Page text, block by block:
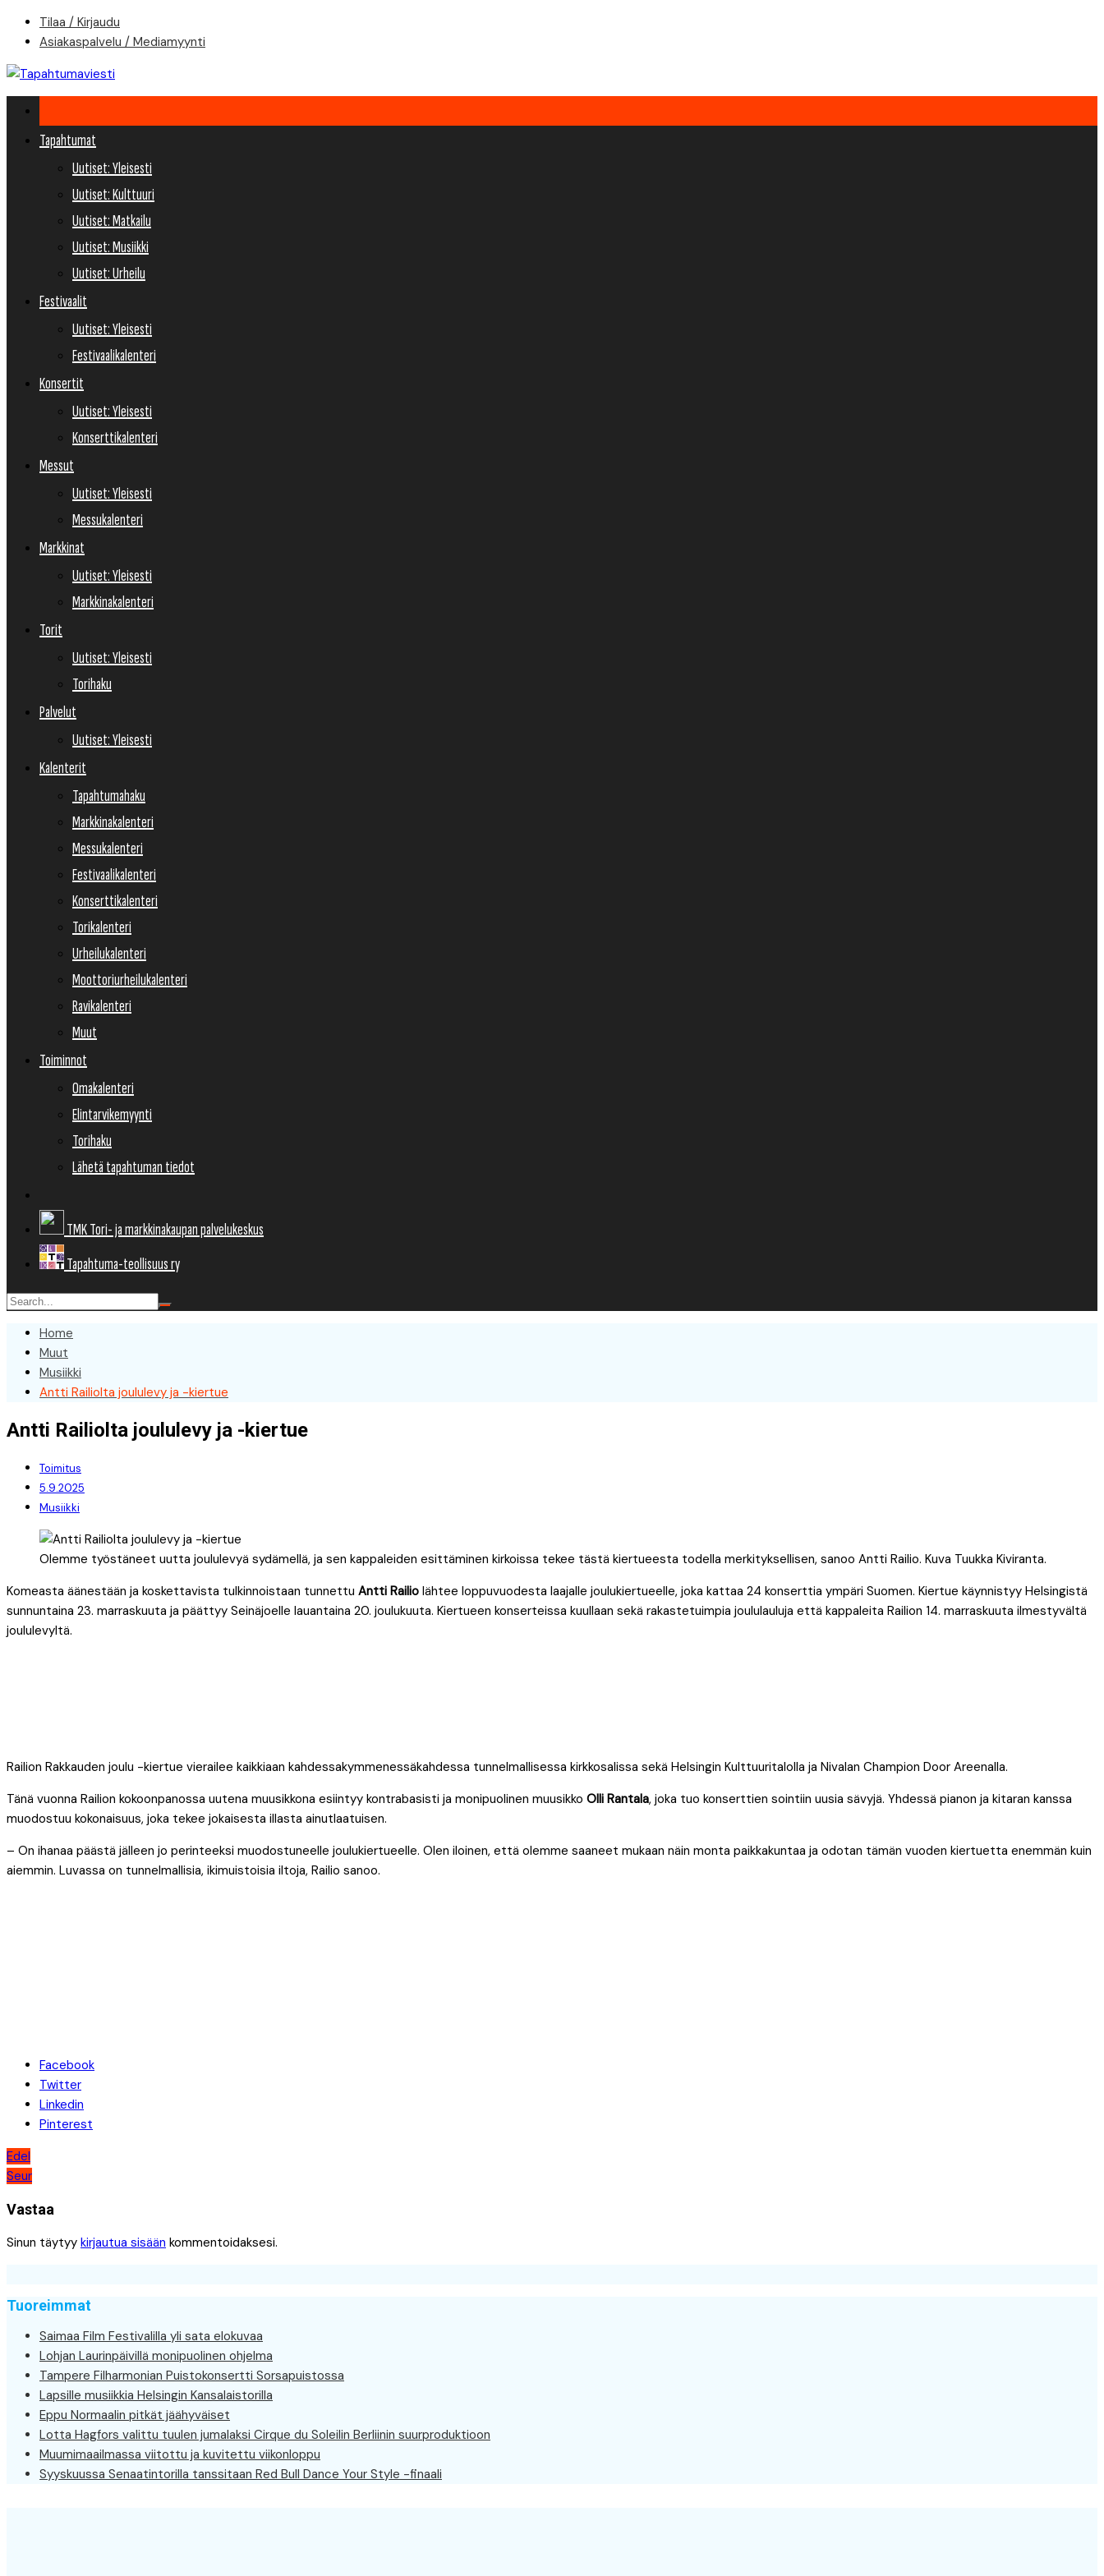
Skip
content
Tilaa / Kirjaudu
Asiakaspalvelu / Mediamyynti
Tapahtumat
Uutiset: Yleisesti
Uutiset: Kulttuuri
Uutiset: Matkailu
Uutiset: Musiikki
Uutiset: Urheilu
Festivaalit
Uutiset: Yleisesti
Festivaalikalenteri
Konsertit
Uutiset: Yleisesti
Konserttikalenteri
Messut
Uutiset: Yleisesti
Messukalenteri
Markkinat
Uutiset: Yleisesti
Markkinakalenteri
Torit
Uutiset: Yleisesti
Torihaku
Palvelut
Uutiset: Yleisesti
Kalenterit
Tapahtumahaku
Markkinakalenteri
Messukalenteri
Festivaalikalenteri
Konserttikalenteri
Torikalenteri
Urheilukalenteri
Moottoriurheilukalenteri
Ravikalenteri
Muut
Toiminnot
Omakalenteri
Elintarvikemyynti
Torihaku
Lähetä tapahtuman tiedot
TMK Tori- ja markkinakaupan palvelukeskus
Tapahtuma-teollisuus ry
Home
Muut
Musiikki
Antti Railiolta joululevy ja -kiertue
Antti Railiolta joululevy ja -kiertue
Toimitus
5.9.2025
Musiikki
Olemme työstäneet uutta joululevyä sydämellä, ja sen kappaleiden esittäminen kirkoissa tekee tästä kiertueesta todella merkityksellisen, sanoo Antti Railio. Kuva Tuukka Kiviranta.
Komeasta äänestään ja koskettavista tulkinnoistaan tunnettu Antti Railio lähtee loppuvuodesta laajalle joulukiertueelle, joka kattaa 24 konserttia ympäri Suomen. Kiertue käynnistyy Helsingistä
sunnuntaina 23. marraskuuta ja päättyy Seinäjoelle lauantaina 20. joulukuuta. Kiertueen konserteissa kuullaan sekä rakastetuimpia joululauluja että kappaleita Railion 14. marraskuuta ilmestyvältä
joululevyltä.
Railion Rakkauden joulu -kiertue vierailee kaikkiaan kahdessakymmenessäkahdessa tunnelmallisessa kirkkosalissa sekä Helsingin Kulttuuritalolla ja Nivalan Champion Door Areenalla.
Tänä vuonna Railion kokoonpanossa uutena muusikkona esiintyy kontrabasisti ja monipuolinen muusikko Olli Rantala, joka tuo konserttien sointiin uusia sävyjä. Yhdessä pianon ja kitaran kanssa
muodostuu kokonaisuus, joka tekee jokaisesta illasta ainutlaatuisen.
– On ihanaa päästä jälleen jo perinteeksi muodostuneelle joulukiertueelle. Olen iloinen, että olemme saaneet mukaan näin monta paikkakuntaa ja odotan tämän vuoden kiertuetta enemmän kuin
aiemmin. Luvassa on tunnelmallisia, ikimuistoisia iltoja, Railio sanoo.
Facebook
Twitter
Linkedin
Pinterest
Artikkelien
selaus
Edel
Seur
Vastaa
Sinun täytyy kirjautua sisään kommentoidaksesi.
Tuoreimmat
Saimaa Film Festivalilla yli sata elokuvaa
Lohjan Laurinpäivillä monipuolinen ohjelma
Tampere Filharmonian Puistokonsertti Sorsapuistossa
Lapsille musiikkia Helsingin Kansalaistorilla
Eppu Normaalin pitkät jäähyväiset
Lotta Hagfors valittu tuulen jumalaksi Cirque du Soleilin Berliinin suurproduktioon
Muumimaailmassa viitottu ja kuvitettu viikonloppu
Syyskuussa Senaatintorilla tanssitaan Red Bull Dance Your Style -finaali